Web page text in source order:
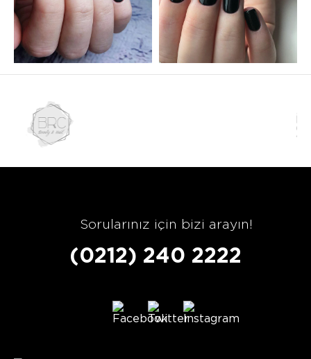
Sorularınız için bizi arayın!
(0212) 240 2222